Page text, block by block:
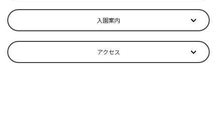
入園案内
アクセス